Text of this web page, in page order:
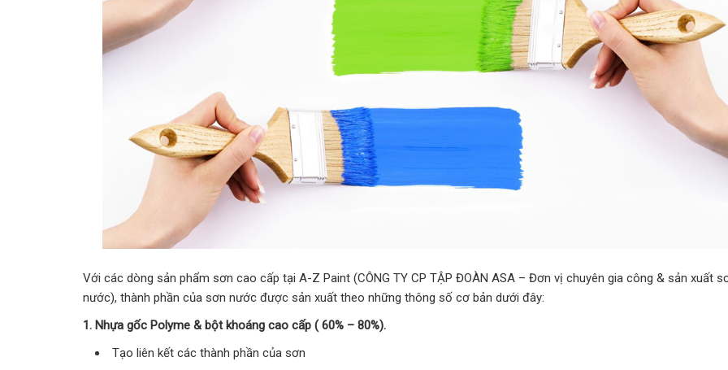
Với các dòng sản phẩm sơn cao cấp tại A-Z Paint (CÔNG TY CP TẬP ĐOÀN ASA – Đơn vị chuyên gia công & sản xuất
nước), thành phần của sơn nước được sản xuất theo những thông số cơ bản dưới đây:
1. Nhựa gốc Polyme & bột khoáng cao cấp ( 60% – 80%).
Tạo liên kết các thành phần của sơn